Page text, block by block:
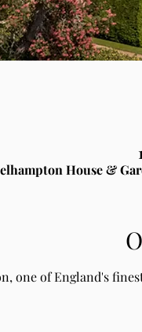
House &
one of England's